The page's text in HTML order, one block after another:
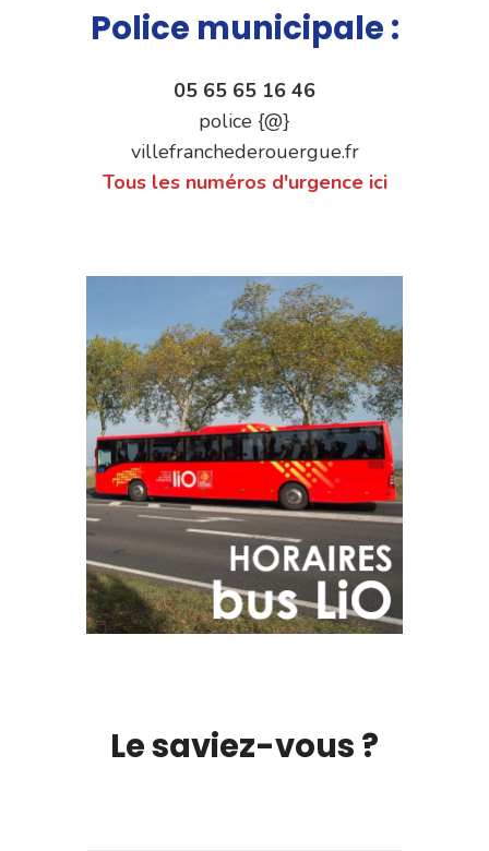
Police municipale :
05 65 65 16 46
police {@}
villefranchederouergue.fr
Tous les numéros d'urgence ici
Le saviez-vous ?